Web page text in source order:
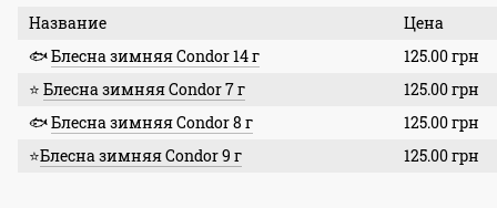
Название
Цена
🐟Блесна зимняя Condor 14 г
125.00 грн
⭐ Блесна зимняя Condor 7 г
125.00 грн
🐟Блесна зимняя Condor 8 г
125.00 грн
⭐Блесна зимняя Condor 9 г 125.00 грн